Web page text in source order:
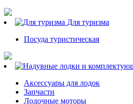
Для туризма
Посуда туристическая
Аксессуары для лодок
Запчасти
Лодочные моторы